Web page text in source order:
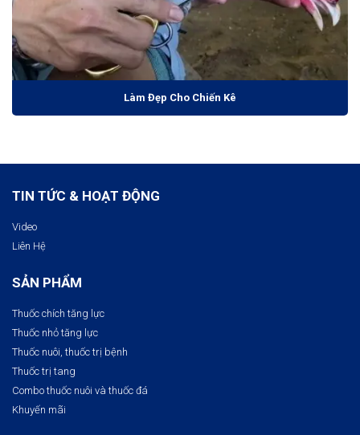
Làm Đẹp Cho Chiến Kê
TIN TỨC & HOẠT ĐỘNG
Video
Liên Hệ
SẢN PHẨM
Thuốc chích tăng lực
Thuốc nhỏ tăng lực
Thuốc nuôi, thuốc trị bệnh​
Thuốc trị tang
Combo thuốc nuôi và thuốc đá
Khuyến mãi